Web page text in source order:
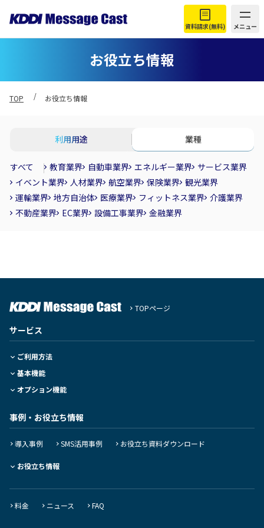
資料請求(無料) メニュー
お役立ち情報
TOP お役立ち情報
利用用途 業種
すべて 教育業界 自動車業界 エネルギー業界 サービス業界
イベント業界 人材業界 航空業界 保険業界 観光業界
運輸業界 地方自治体 医療業界 フィットネス業界 介護業界
不動産業界 EC業界 設備工事業界 金融業界
TOPページ
サービス
ご利用方法
基本機能
オプション機能
事例・お役立ち情報
導入事例 SMS活用事例 お役立ち資料ダウンロード
お役立ち情報
料金 ニュース FAQ